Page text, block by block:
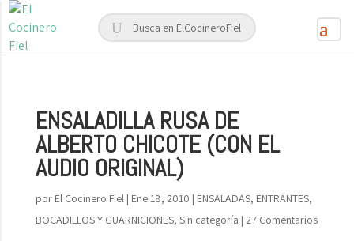
ENSALADILLA RUSA DE
ALBERTO CHICOTE (CON EL
AUDIO ORIGINAL)
por El Cocinero Fiel| Ene 18, 2010 | ENSALADAS, ENTRANTES,
BOCADILLOS Y GUARNICIONES, Sin categoría | 27 Comentarios